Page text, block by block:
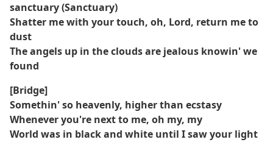
sanctuary (Sanctuary)
Shatter me with your touch, oh, Lord, return me to
dust
The angels up in the clouds are jealous knowin' we
found
[Bridge]
Somethin' so heavenly, higher than ecstasy
Whenever you're next to me, oh my, my
World was in black and white until I saw your light